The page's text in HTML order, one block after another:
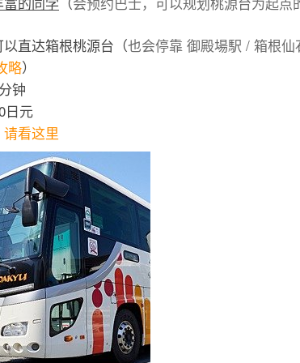
以直达箱根桃源台（也会停靠 御殿場駅 / 箱根
略）
钟
日元
请看这里